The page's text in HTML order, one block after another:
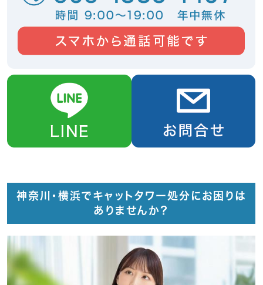
神奈川・横浜でキャットタワー処分にお困りは
ありませんか？